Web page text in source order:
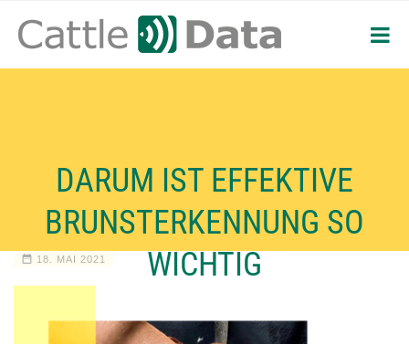
DARUM IST EFFEKTIVE
BRUNSTERKENNUNG SO
WICHTIG
18. MAI 2021